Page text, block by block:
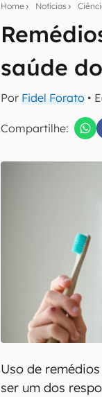
Home Notícias
saúde
Por Fidel Forato •
Compartilhe:
Assine a
Confirmo
Uso de
ser um dos